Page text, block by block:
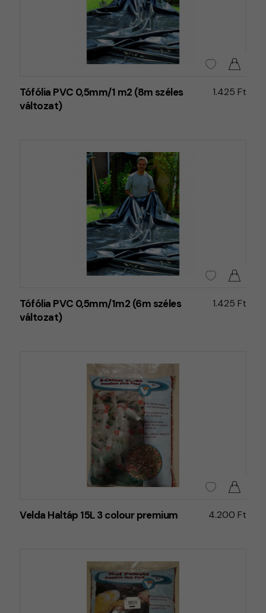
Tófólia PVC 0,5mm/1 m2 (8m széles
változat)
1.425 Ft
Tófólia PVC 0,5mm/1m2 (6m széles
változat)
1.425 Ft
Velda Haltáp 15L 3 colour premium 4.200 Ft